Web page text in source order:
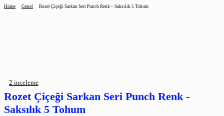
Home Genel Rozet Çiçeği Sarkan Seri Punch Renk – Saksılık 5 Tohum
2 inceleme
Rozet Çiçeği Sarkan Seri Punch Renk -
Saksılık 5 Tohum